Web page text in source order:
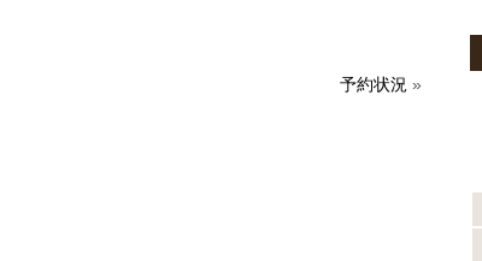
予約状況 »